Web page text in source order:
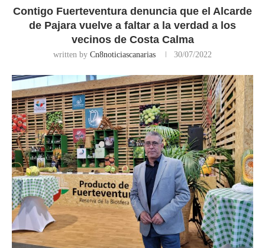
Contigo Fuerteventura denuncia que el Alcarde
de Pajara vuelve a faltar a la verdad a los
vecinos de Costa Calma
written by Cn8noticiascanarias 30/07/2022